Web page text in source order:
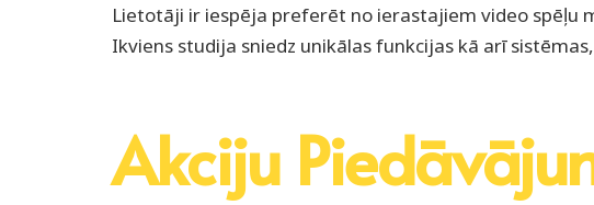
Lietotāji ir iespēja preferēt no ierastajiem video spēļu
Ikviens studija sniedz unikālas funkcijas kā arī
Akciju